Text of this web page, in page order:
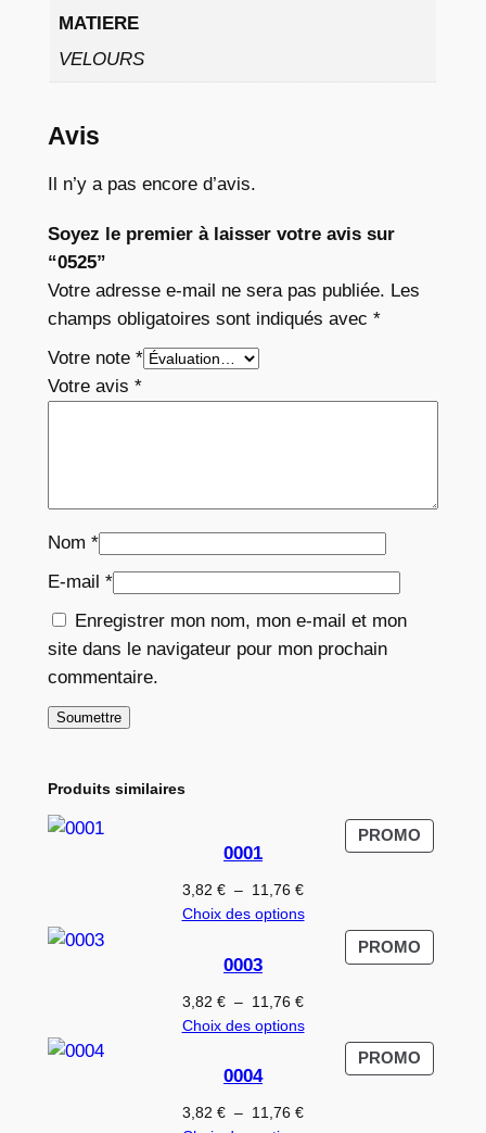
MATIERE
VELOURS
Avis
Il n’y a pas encore d’avis.
Soyez le premier à laisser votre avis sur
“0525”
Votre adresse e-mail ne sera pas publiée. Les
champs obligatoires sont indiqués avec *
Votre note *
Votre avis *
Nom *
E-mail *
Enregistrer mon nom, mon e-mail et mon
site dans le navigateur pour mon prochain
commentaire.
Produits similaires
PROMO
EN
0001
3,82 € – 11,76 €Plage
de
3,82 €
11,76 €
Choix des options
PROMO
EN
0003
3,82 € – 11,76 €Plage
de
3,82 €
11,76 €
Choix des options
PROMO
EN
0004
3,82 € – 11,76 €Plage